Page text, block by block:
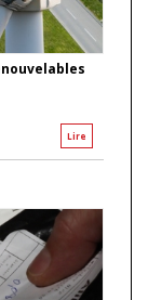
Lire